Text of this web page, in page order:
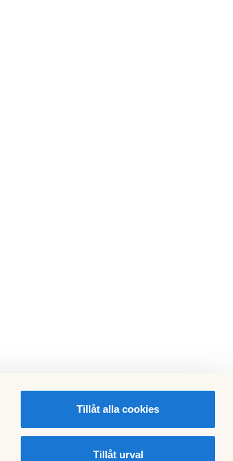
Tillåt alla cookies
Tillåt urval